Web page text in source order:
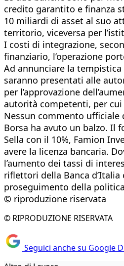
credito garantito e finanza
10 miliardi di asset al suo
territorio, viceversa per
I costi di integrazione,
finanziario, l’operazione
Ad annunciare la tempistica
saranno presentati alle
per l’approvazione
autorità competenti, per cui
Nessun commento
Borsa ha avuto un balzo. Il
Sella con il 10%, Famion
avere la licenza bancaria.
l’aumento dei tassi di
riflettori della Banca
proseguimento della politica
© riproduzione riservata
© RIPRODUZIONE RISERVATA
Seguici anche su Google